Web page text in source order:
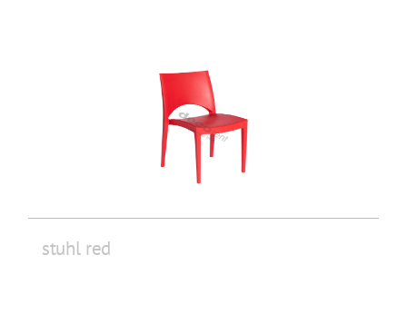
stuhl red